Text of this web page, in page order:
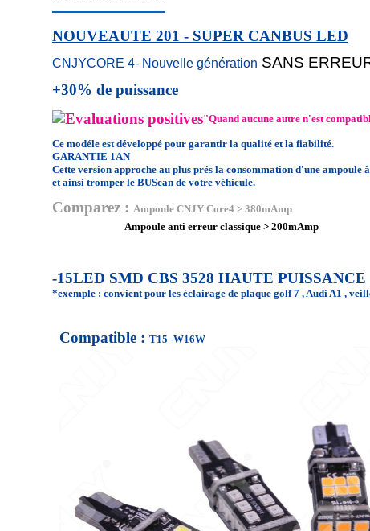
NOUVEAUTE 201 - SUPER CANBUS LED
CNJYCORE 4- Nouvelle génération SANS
+30% de puissance
"Quand aucune autre n'est
Ce modéle est développé pour garantir la qualité et la fiabilité.
GARANTIE 1AN
Cette version approche au plus prés la consommation d'une ampoule à
et ainsi tromper le BUScan de votre véhicule.
Comparez : Ampoule CNJY Core4 > 380mAmp
Ampoule anti erreur classique > 200mAmp
-15LED SMD CBS 3528 HAUTE PUISSANCE
*exemple : convient pour les éclairage de plaque golf 7 , Audi A1 ,
Compatible : T15 -W16W